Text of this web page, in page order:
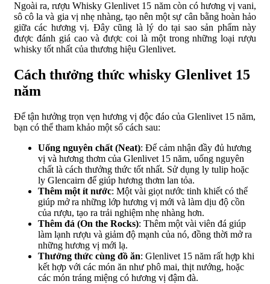
Ngoài ra, rượu Whisky Glenlivet 15 năm còn có hương vị vani,
sô cô la và gia vị nhẹ nhàng, tạo nên một sự cân bằng hoàn hảo
giữa các hương vị. Đây cũng là lý do tại sao sản phẩm này
được đánh giá cao và được coi là một trong những loại rượu
whisky tốt nhất của thương hiệu Glenlivet.
Cách thưởng thức whisky Glenlivet 15
năm
Để tận hưởng trọn vẹn hương vị độc đáo của Glenlivet 15 năm,
bạn có thể tham khảo một số cách sau:
Uống nguyên chất (Neat): Để cảm nhận đầy đủ hương
vị và hương thơm của Glenlivet 15 năm, uống nguyên
chất là cách thưởng thức tốt nhất. Sử dụng ly tulip hoặc
ly Glencairn để giúp hương thơm lan tỏa.
Thêm một ít nước: Một vài giọt nước tinh khiết có thể
giúp mở ra những lớp hương vị mới và làm dịu độ cồn
của rượu, tạo ra trải nghiệm nhẹ nhàng hơn.
Thêm đá (On the Rocks): Thêm một vài viên đá giúp
làm lạnh rượu và giảm độ mạnh của nó, đồng thời mở ra
những hương vị mới lạ.
Thưởng thức cùng đồ ăn: Glenlivet 15 năm rất hợp khi
kết hợp với các món ăn như phô mai, thịt nướng, hoặc
các món tráng miệng có hương vị đậm đà.